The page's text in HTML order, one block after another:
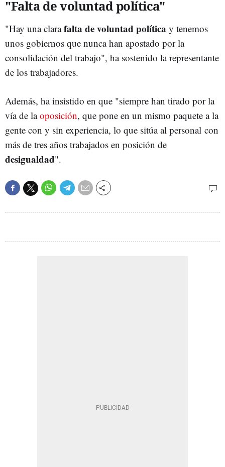
"Falta de voluntad política"
"Hay una clarafalta de voluntad política y tenemos
unos gobiernos que nunca han apostado por la
consolidación del trabajo", ha sostenido la representante
de los trabajadores.
Además, ha insistido en que "siempre han tirado por la
vía de laoposición, que pone en un mismo paquete a la
gente con y sin experiencia, lo que sitúa al personal con
más de tres años trabajados en posición de
desigualdad".